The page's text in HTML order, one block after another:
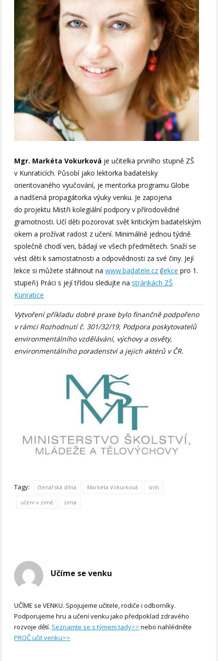
Mgr. Markéta Vokurková je učitelka prvního stupně ZŠ
v Kunraticích. Působí jako lektorka badatelsky
orientovaného vyučování, je mentorka programu Globe
a nadšená propagátorka výuky venku. Je zapojena
do projektu Mistři kolegiální podpory v přírodovědné
gramotnosti. Učí děti pozorovat svět kritickým badatelským
okem a prožívat radost z učení. Minimálně jednou týdně
společně chodí ven, bádají ve všech předmětech. Snaží se
vést děti k samostatnosti a odpovědnosti za své činy. Její
lekce si můžete stáhnout nawww.badatele.cz (lekce pro 1.
stupeň) Práci s její třídou sledujte na stránkách ZŠ
Kunratice
Vytvoření příkladu dobré praxe bylo finančně podpořeno
v rámci Rozhodnutí č. 301/32/19, Podpora poskytovatelů
environmentálního vzdělávání, výchovy a osvěty,
environmentálního poradenství a jejich aktérů v ČR.
Tagy: čtenářská dílna Markéta Vokurková sníh
učení v zimě zima
Učíme se venku
UČÍME se VENKU. Spojujeme učitele, rodiče i odborníky.
Podporujeme hru a učení venku jako předpoklad zdravého
rozvoje dětí. Seznamte se s týmem tady>> nebo nahlédněte
PROČ učit venku>>